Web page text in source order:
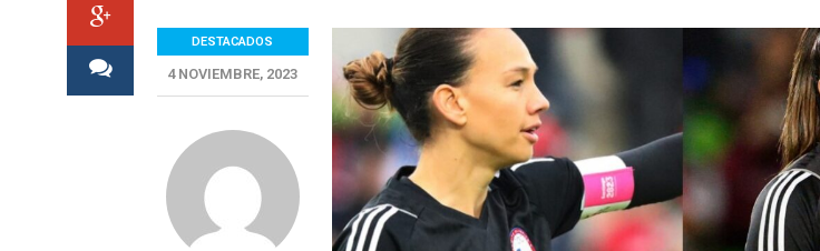
DESTACADOS
4 NOVIEMBRE, 2023